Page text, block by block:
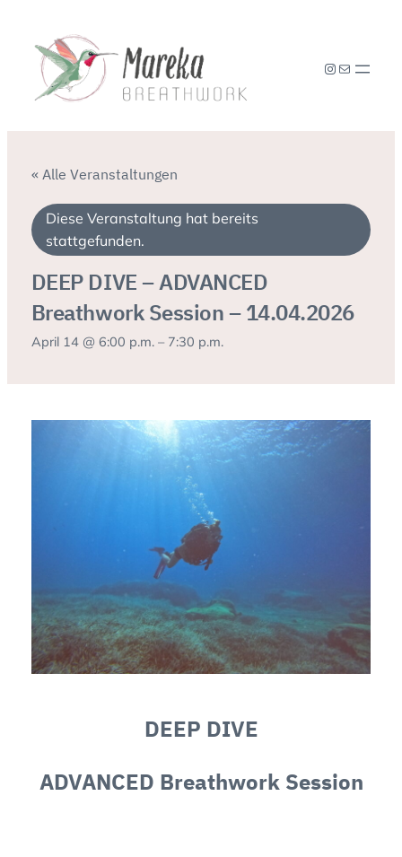
Instagram
E-Mail
« Alle Veranstaltungen
Diese Veranstaltung hat bereits
stattgefunden.
DEEP DIVE – ADVANCED
Breathwork Session – 14.04.2026
April 14 @ 6:00 p.m.– 7:30 p.m.
DEEP DIVE
ADVANCED Breathwork Session